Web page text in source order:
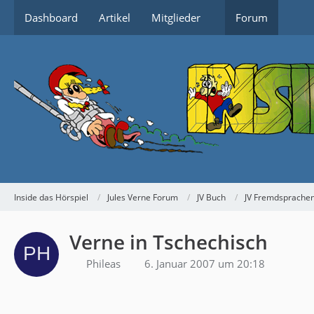
Dashboard Artikel Mitglieder Forum
Inside das Hörspiel Jules Verne Forum JV Buch JV
Verne in Tschechisch
Phileas 6. Januar 2007 um 20:18